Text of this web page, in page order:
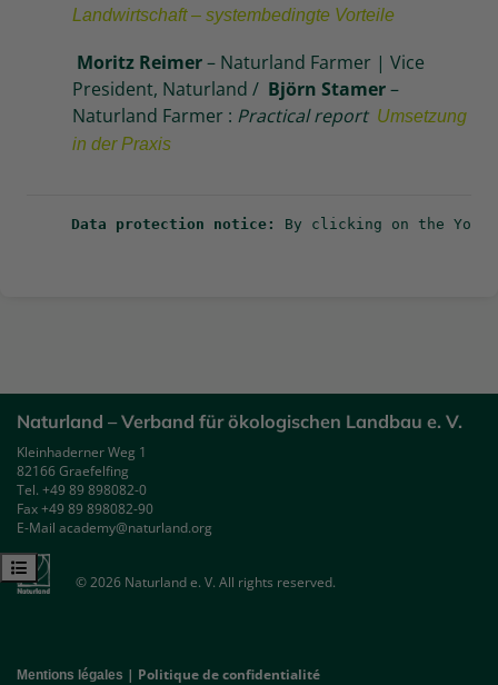
Ouvrir l’index du cours
Landwirtschaft – systembedingte Vorteile
Moritz Reimer– Naturland Farmer | Vice
President, Naturland / Björn Stamer–
Naturland Farmer : Practical report Umsetzung
in der Praxis
Data protection notice : By clicking on the
Naturland – Verband für ökologischen Landbau e. V.
Kleinhaderner Weg 1
82166 Graefelfing
Tel. +49 89 898082-0
Fax +49 89 898082-90
E-Mail academy@naturland.org
© 2026 Naturland e. V. All rights reserved.
Mentions légales | Politique de confidentialité